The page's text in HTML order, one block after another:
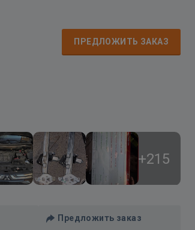
ПРЕДЛОЖИТЬ ЗАКАЗ
+215
Предложить заказ